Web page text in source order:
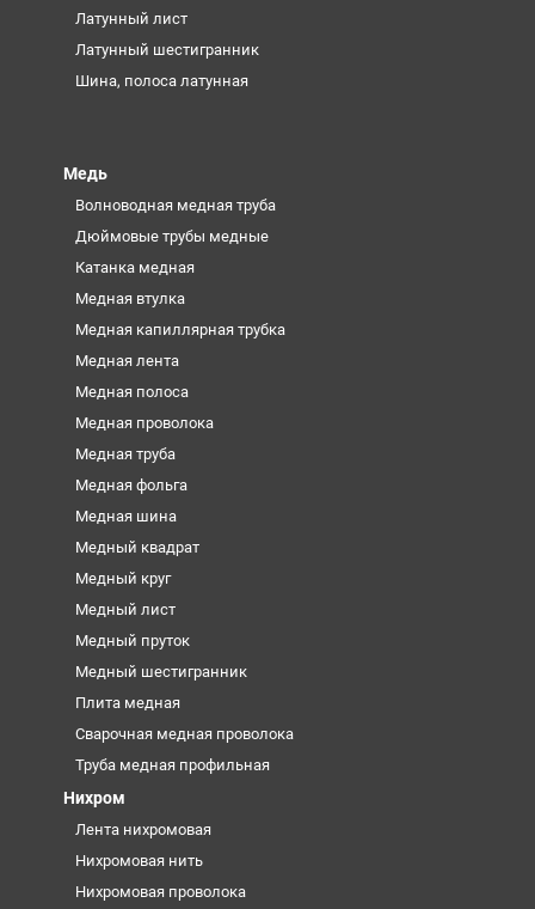
Латунный лист
Латунный шестигранник
Шина, полоса латунная
Медь
Волноводная медная труба
Дюймовые трубы медные
Катанка медная
Медная втулка
Медная капиллярная трубка
Медная лента
Медная полоса
Медная проволока
Медная труба
Медная фольга
Медная шина
Медный квадрат
Медный круг
Медный лист
Медный пруток
Медный шестигранник
Плита медная
Сварочная медная проволока
Труба медная профильная
Нихром
Лента нихромовая
Нихромовая нить
Нихромовая проволока